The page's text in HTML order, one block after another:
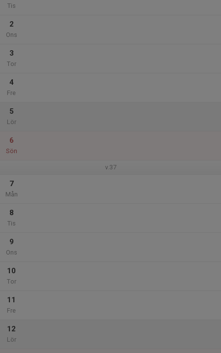
Tis
2
Ons
3
Tor
4
Fre
5
Lör
6
Sön
v.37
7
Mån
8
Tis
9
Ons
10
Tor
11
Fre
12
Lör